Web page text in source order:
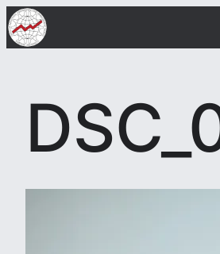
Siirry
sisältöön